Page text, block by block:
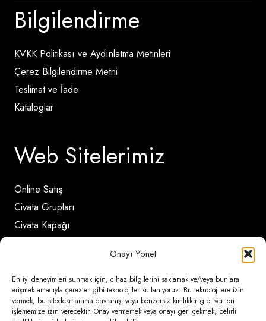
Onayı Yönet
En iyi deneyimleri sunmak için, cihaz bilgilerini saklamak ve/veya bunlara
erişmek amacıyla çerezler gibi teknolojiler kullanıyoruz. Bu teknolojilere izin
vermek, bu sitedeki tarama davranışı veya benzersiz kimlikler gibi verileri
işlememize izin verecektir. Onay vermemek veya onayı geri çekmek, belirli
Bilgilendirme
KVKK Politikası ve Aydınlatma Metinleri
Çerez Bilgilendirme Metni
Teslimat ve İade
Kataloglar
Web Sitelerimiz
Online Satış
Civata Grupları
Civata Kapağı
İletişim Detayları
Ömerli Mahallesi Risalet Sokak No:6/A (Hadımköy)